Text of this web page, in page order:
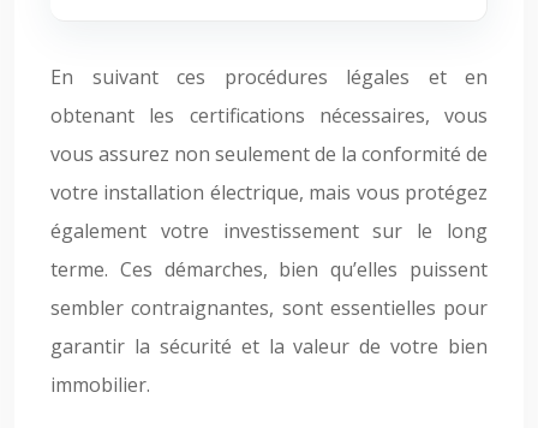
En suivant ces procédures légales et en
obtenant les certifications nécessaires, vous
vous assurez non seulement de la conformité de
votre installation électrique, mais vous protégez
également votre investissement sur le long
terme. Ces démarches, bien qu’elles puissent
sembler contraignantes, sont essentielles pour
garantir la sécurité et la valeur de votre bien
immobilier.